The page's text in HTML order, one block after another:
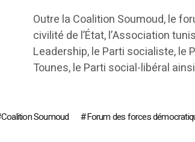
Outre la Coalition Soumoud, le
civilité de l’État, l’Association
Leadership, le Parti socialiste, le
Tounes, le Parti social-libéral
Coalition Soumoud Forum des forces